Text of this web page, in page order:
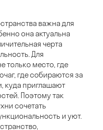
важна для
она актуальна
черта
Для
только место, где
где собираются за
куда приглашают
Поэтому так
сочетать
и уют.